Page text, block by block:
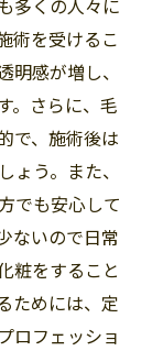
多くの人々に
術を受けるこ
明感が増し、
。さらに、毛
で、施術後は
う。また、
でも安心して
ないので日常
粧をすること
ためには、定
ロフェッショ